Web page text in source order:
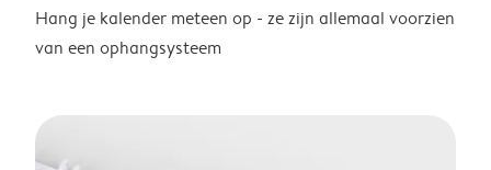
Hang je kalender meteen op - ze zijn allemaal voorzien
van een ophangsysteem